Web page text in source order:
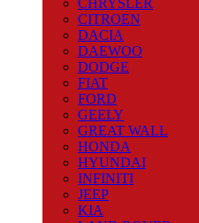
CHRYSLER
CITROEN
DACIA
DAEWOO
DODGE
FIAT
FORD
GEELY
GREAT WALL
HONDA
HYUNDAI
INFINITI
JEEP
KIA